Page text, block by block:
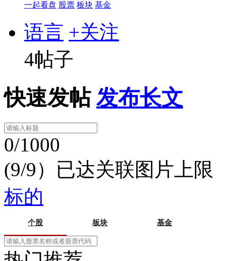
一起看盘 股票 板块 基金
语言 +关注
4帖子
快速发帖 发布长文
0/1000
(9/9）已达关联图片上限
标的
个股 板块 基金